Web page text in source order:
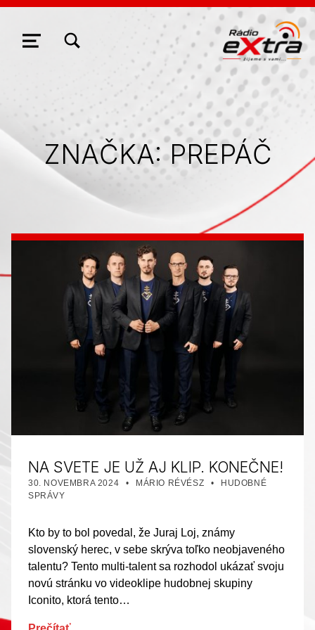
NAVIGÁCIA
ZOBRAZIŤ/SKRYŤ MODÁLNE OKNO FORMULÁRA VYHĽADÁVANIA
ZNAČKA:PREPÁČ
NA SVETE JE UŽ AJ KLIP. KONEČNE!
30. NOVEMBRA 2024
AUTOR:
MÁRIO RÉVÉSZ
KATEGORIZOVANÉ AKO:
HUDOBNÉ
SPRÁVY
Kto by to bol povedal, že Juraj Loj, známy
slovenský herec, v sebe skrýva toľko neobjaveného
talentu? Tento multi-talent sa rozhodol ukázať svoju
novú stránku vo videoklipe hudobnej skupiny
Iconito, ktorá tento…